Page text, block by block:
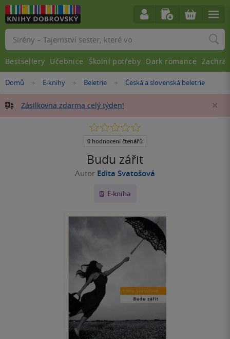
Nacházíte
zde:
Domů »
E-knihy »
Beletrie »
Česká a slovenská beletrie
Zásilkovna zdarma celý týden!
Budu zářit
Autor Edita Svatošová
E-kniha
0.0
5
0 hodnocení čtenářů
Vyhledávání
Bestsellery Učebnice Školní potřeby Dark romance